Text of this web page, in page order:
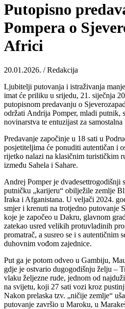
Putopisno
Pompera o
Africi
20.01.2026. / Redakcija
Ljubitelji putovanja i istraživanja
imat će priliku u srijedu, 21. siječnja
putopisnom predavanju o
održati Andrija Pomper, mladi putnik,
novinarstva te entuzijast za
Predavanje započinje u 18 sati u
posjetiteljima će ponuditi autentičan i
rijetko nalazi na klasičnim turističkim
između Sahela i Sahare.
Andrej Pomper je dvadesettrogodišnji
putničku „karijeru“ obilježile zemlje
Iraka i Afganistana. U veljači 2024.
smjer i krenuti na trotjedno putovanje
koje je započeo u Dakru, glavnom
zatekao usred velikih protuvladinih
promatrač, a susreo se i s autentičnim
duhovnim vođom zajednice.
Put ga je potom odveo u Gambiju,
gdje je ostvario dugogodišnju želju –
vlaku željezne rude, jednom od
na svijetu, koji 27 sati vozi kroz
Nakon prelaska tzv. „ničije zemlje“
putovanje završio u Maroku, u